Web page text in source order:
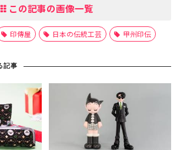
この記事の画像一覧
印傳屋 日本の伝統工芸 甲州印伝
記事